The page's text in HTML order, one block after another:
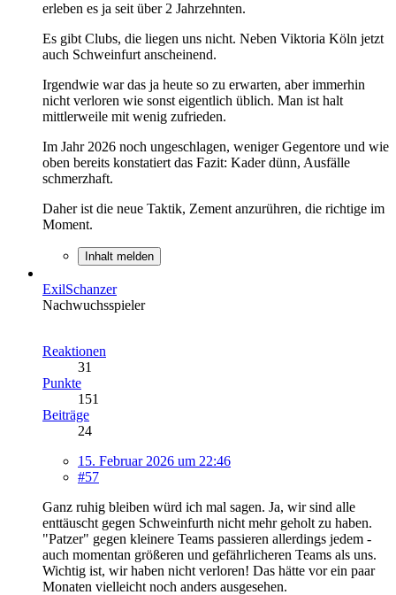
erleben es ja seit über 2 Jahrzehnten.
Es gibt Clubs, die liegen uns nicht. Neben Viktoria Köln jetzt
auch Schweinfurt anscheinend.
Irgendwie war das ja heute so zu erwarten, aber immerhin
nicht verloren wie sonst eigentlich üblich. Man ist halt
mittlerweile mit wenig zufrieden.
Im Jahr 2026 noch ungeschlagen, weniger Gegentore und wie
oben bereits konstatiert das Fazit: Kader dünn, Ausfälle
schmerzhaft.
Daher ist die neue Taktik, Zement anzurühren, die richtige im
Moment.
Inhalt melden
ExilSchanzer
Nachwuchsspieler
Reaktionen
31
Punkte
151
Beiträge
24
15. Februar 2026 um 22:46
#57
Ganz ruhig bleiben würd ich mal sagen. Ja, wir sind alle
enttäuscht gegen Schweinfurth nicht mehr geholt zu haben.
"Patzer" gegen kleinere Teams passieren allerdings jedem -
auch momentan größeren und gefährlicheren Teams als uns.
Wichtig ist, wir haben nicht verloren! Das hätte vor ein paar
Monaten vielleicht noch anders ausgesehen.